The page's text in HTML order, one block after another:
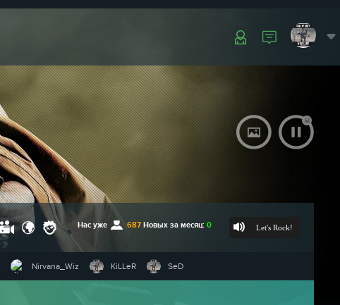
Let's Rock!
Нас уже 687 Новых за месяц: 0
Nirvana_Wiz KiLLeR SeD